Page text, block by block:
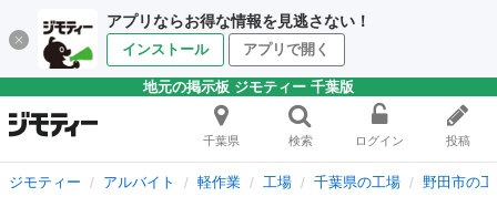
アプリならお得な情報を見逃さない！
インストール アプリで開く
地元の掲示板 ジモティー 千葉版
千葉県 検索 ログイン 投稿
ジモティー アルバイト 軽作業 工場 千葉県の工場 野田市の